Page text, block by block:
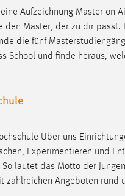
Aufzeichnung Master on
den Master, der zu dir passt.
die fünf
School und finde heraus,
Über uns
Experimentieren und
lautet das Motto der Jungen
zahlreichen Angeboten rund